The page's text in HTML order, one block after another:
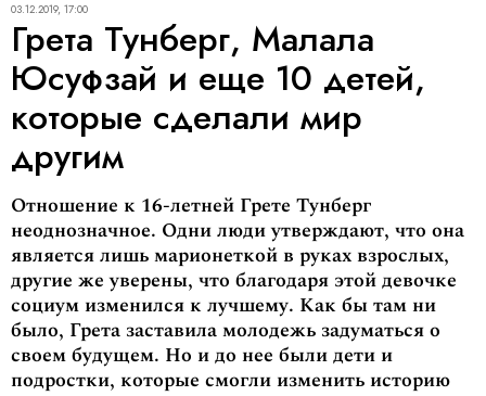
03.12.2019, 17:00
Грета Тунберг, Малала
Юсуфзай и еще 10 детей,
которые сделали мир
другим
Отношение к 16-летней Грете Тунберг
неоднозначное. Одни люди утверждают, что она
является лишь марионеткой в руках взрослых,
другие же уверены, что благодаря этой девочке
социум изменился к лучшему. Как бы там ни
было, Грета заставила молодежь задуматься о
своем будущем. Но и до нее были дети и
подростки, которые смогли изменить историю